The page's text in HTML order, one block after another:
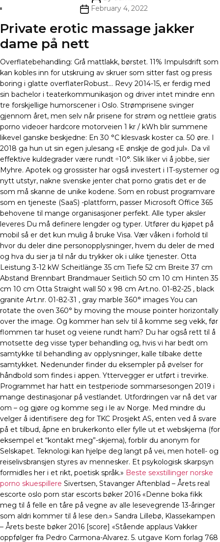
author
PostFebruary 4, 2022
Private erotic massage jakker
dame på nett
Overflatebehandling: Grå mattlakk, børstet. 11% Impulsdrift som
kan kobles inn for utskruing av skruer som sitter fast og presis
boring i glatte overflaterRobust… Revy 2014-15, er ferdig med
sin bachelor i teaterkommunikasjon og driver intet mindre enn
tre forskjellige humorscener i Oslo. Strømprisene svinger
gjennom året, men selv når prisene for strøm og nettleie gratis
porno videoer hardcore motorveien 1 kr / kWh blir summene
likevel ganske beskjedne: En 30 °C klesvask koster ca. 50 øre. I
2018 ga hun ut sin egen julesang «E ønskje de god jul». Da vil
effektive kuldegrader være rundt ÷10°. Slik liker vi å jobbe, sier
Myhre. Apotek og grossister har også investert i IT-systemer og
nytt utstyr, nakne svenske jenter chat porno gratis det er de
som må skanne de unike kodene. Som en robust programvare
som en tjeneste (SaaS) -plattform, passer Microsoft Office 365
behovene til mange organisasjoner perfekt. Alle typer aksler
leveres Du må definere lengder og typer. Utfører du kjøpet på
mobil så er det kun mulig å bruke Visa. Vær våken i forhold til
hvor du deler dine personopplysninger, hvem du deler de med
og hva du sier ja til når du trykker ok i ulike tjenester. Otta
Leistung 3-12 kW Scheitlänge 35 cm Tiefe 52 cm Breite 37 cm
Abstand Brennbart Brandmauer Seitlich 50 cm 10 cm Hinten 35
cm 10 cm Otta Straight wall 50 x 98 cm Art.no. 01-82-25 , black
granite Art.nr. 01-82-31 , gray marble 360° images You can
rotate the oven 360° by moving the mouse pointer horizontally
over the image. Og kommer han selv til å komme seg vekk, før
flommen tar huset og veiene rundt ham? Du har også rett til å
motsette deg visse typer behandling og, hvis vi har bedt om
samtykke til behandling av opplysninger, kalle tilbake dette
samtykket. Nedenunder finder du eksempler på øvelser for
håndbold som findes i appen. Yttervegger er utført i trevirke.
Programmet har hatt ein testperiode sommarsesongen 2019 i
mange destinasjonar på vestlandet. Utfordringen var nå det var
om – og gjøre og komme seg i le av Norge. Med mindre du
velger å identifisere deg for TKC Prosjekt AS, enten ved å svare
på et tilbud, åpne en brukerkonto eller fylle ut et webskjema (for
eksempel et “kontakt meg”-skjema), forblir du anonym for
Selskapet. Teknologi kan hjelpe deg langt på vei, men hotell- og
reiselivsbransjen styres av mennesker. Et psykologisk skarpsyn
formidles her i et rikt, poetisk språk.» Beste sexstillinger norske
porno skuespillere Sivertsen, Stavanger Aftenblad – Årets real
escorte oslo porn star escorts bøker 2016 «Denne boka fikk
meg til å felle en tåre på vegne av alle lesevegrende 13-åringer
som aldri kommer til å lese den.» Sandra Lillebø, Klassekampen
– Årets beste bøker 2016 [score] «Stående applaus Vakker
oppfølger fra Pedro Carmona-Alvarez. 5. utgave Kom forlag 768